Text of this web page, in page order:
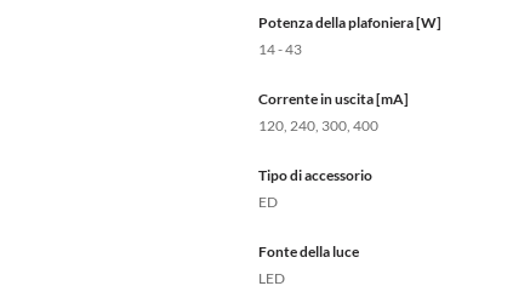
Potenza della plafoniera [W]
14 - 43
Corrente in uscita [mA]
120, 240, 300, 400
Tipo di accessorio
ED
Fonte della luce
LED